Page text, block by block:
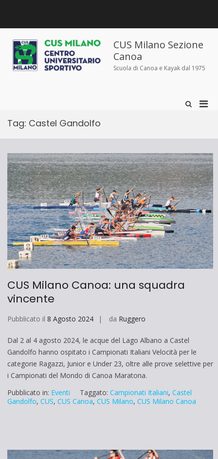
siamo
siamo
e
iscrizioni
sportivo
CUS Milano Sezione
Canoa
Scuola di Canoa e Kayak dal 1975
Mostra
Tag: Castel Gandolfo
CUS Milano Canoa: una squadra
vincente
Pubblicato il 8 Agosto 2024 da Ruggero
Dal 2 al 4 agosto 2024, le acque del Lago Albano a Castel
Gandolfo hanno ospitato i Campionati Italiani Velocità per le
categorie Ragazzi, Junior e Under 23, oltre alle prove selettive per
i Campionati del Mondo di Canoa Maratona.
Pubblicato in: Eventi Taggato: Campionati Italiani, Castel
Gandolfo, CUS, CUS Canoa, CUS Milano, CUS Milano Canoa